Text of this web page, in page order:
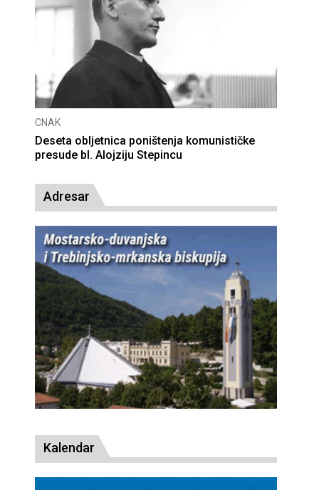
CNAK
Deseta obljetnica poništenja komunističke
presude bl. Alojziju Stepincu
Adresar
Kalendar